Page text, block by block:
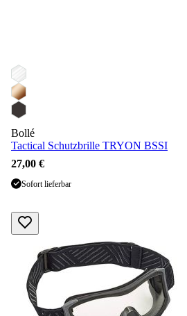
Bollé
Tactical Schutzbrille TRYON BSSI
27,00 €
Sofort lieferbar